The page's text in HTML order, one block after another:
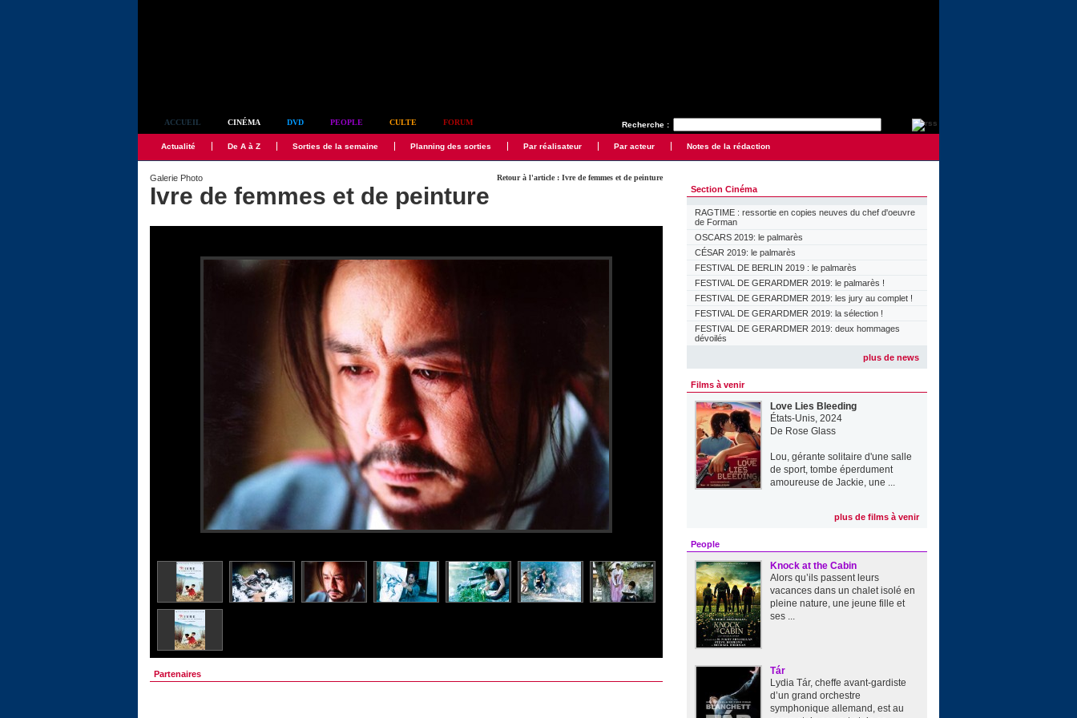
Recherche :
ACCUEIL CINÉMA DVD PEOPLE CULTE FORUM
Actualité De A à Z Sorties de la semaine Planning des sorties Par réalisateur Par acteur Notes de la rédaction
Retour à l'article : Ivre de femmes et de peinture
Galerie Photo
Ivre de femmes et de peinture
Partenaires
Section Cinéma
RAGTIME : ressortie en copies neuves du chef d'oeuvre
de Forman
OSCARS 2019: le palmarès
CÉSAR 2019: le palmarès
FESTIVAL DE BERLIN 2019 : le palmarès
FESTIVAL DE GERARDMER 2019: le palmarès !
FESTIVAL DE GERARDMER 2019: les jury au complet !
FESTIVAL DE GERARDMER 2019: la sélection !
FESTIVAL DE GERARDMER 2019: deux hommages
dévoilés
plus de news
Films à venir
Love Lies Bleeding
États-Unis, 2024
De Rose Glass
Lou, gérante solitaire d'une salle
de sport, tombe éperdument
amoureuse de Jackie, une ...
plus de films à venir
People
Knock at the Cabin
Alors qu’ils passent leurs
vacances dans un chalet isolé en
pleine nature, une jeune fille et
ses ...
Tár
Lydia Tár, cheffe avant-gardiste
d’un grand orchestre
symphonique allemand, est au